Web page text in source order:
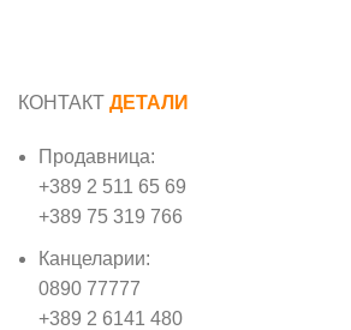
КОНТАКТ ДЕТАЛИ
Продавница:
+389 2 511 65 69
+389 75 319 766
Канцеларии:
0890 77777
+389 2 6141 480